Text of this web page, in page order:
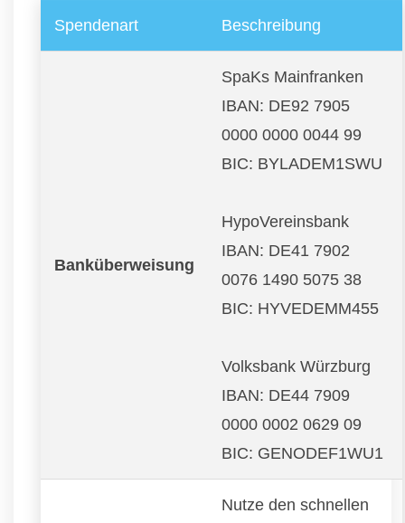
Spendenart Beschreibung
Banküberweisung
SpaKs Mainfranken
IBAN: DE92 7905
0000 0000 0044 99
BIC: BYLADEM1SWU
HypoVereinsbank
IBAN: DE41 7902
0076 1490 5075 38
BIC: HYVEDEMM455
Volksbank Würzburg
IBAN: DE44 7909
0000 0002 0629 09
BIC: GENODEF1WU1
Nutze den schnellen